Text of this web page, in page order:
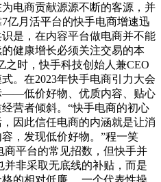
电商贡献源源不断的客源，并
亿月活平台的快手电商增速迅
是，在内容平台做电商并不能
健康增长必须关注交易的本
之时，快手科技创始人兼CEO
。在2023年快手电商引力大会
——低价好物、优质内容、贴心
营者倾斜。“快手电商的初心
因此信任电商的内涵就是让消
，发现低价好物。”程一笑
平台的常见招数，但快手并
并非采取无底线的补贴，而是
的相对低廉。 一个代表性操